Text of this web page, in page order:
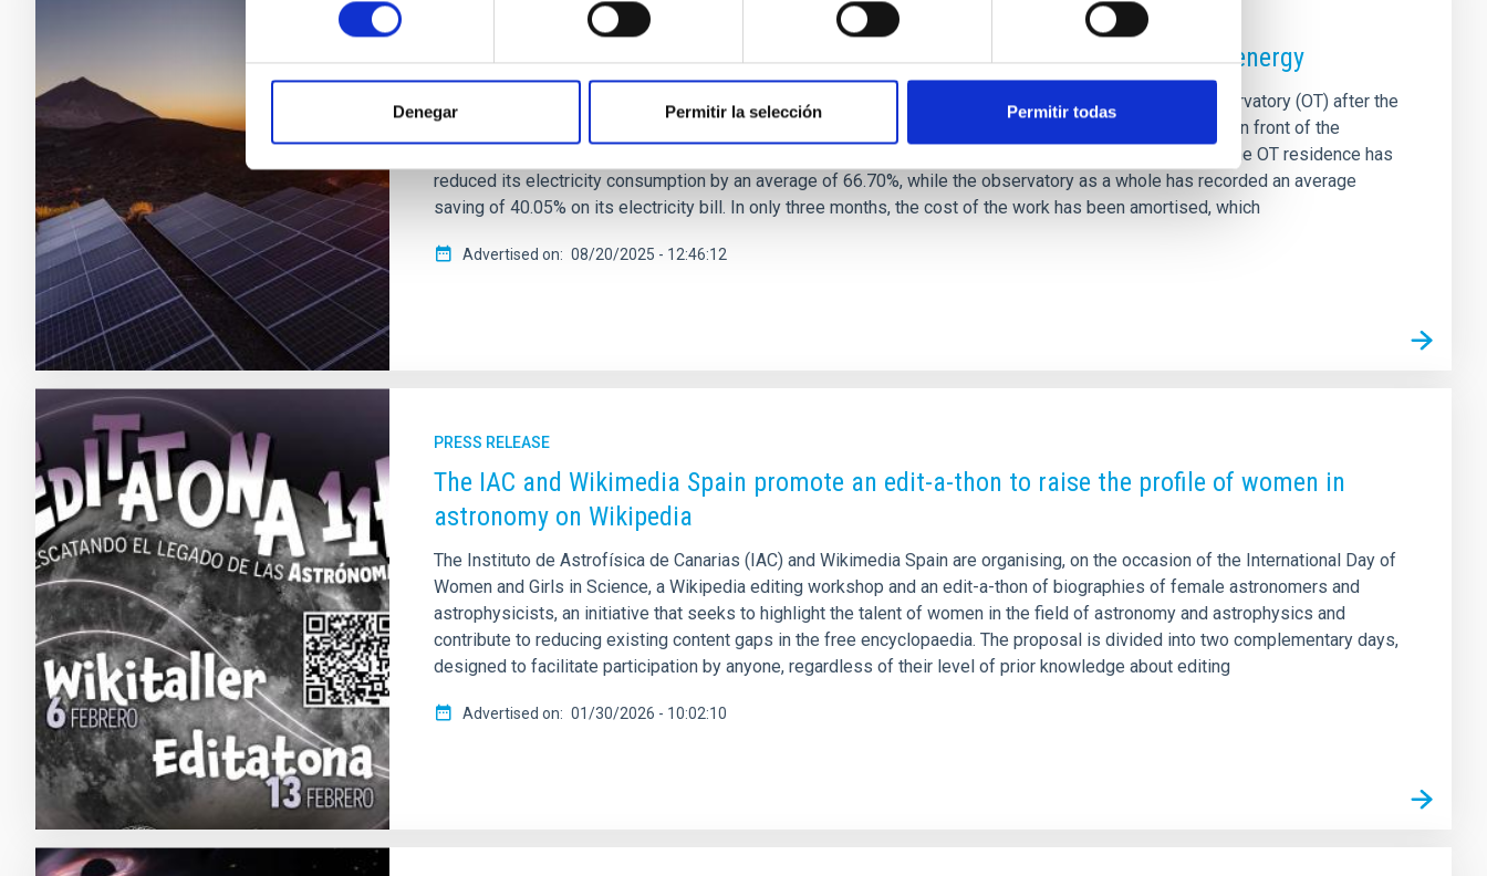
Denegar Permitir la selección Permitir todas
The Teide Observatory reduces its electricity consumption thanks to solar energy
The Instituto de Astrofísica de Canarias (IAC) has achieved significant energy savings at the Teide Observatory (OT) after the
installation, at the end of December 2024, of a total of 100 photovoltaic panels in the solar farm located in front of the
residence. According to comparative data between January to June 2024 and the same period in 2025, the OT residence has
reduced its electricity consumption by an average of 66.70%, while the observatory as a whole has recorded an average
saving of 40.05% on its electricity bill. In only three months, the cost of the work has been amortised, which
Advertised on 08/20/2025 - 12:46:12
PRESS RELEASE
The IAC and Wikimedia Spain promote an edit-a-thon to raise the profile of women in
astronomy on Wikipedia
The Instituto de Astrofísica de Canarias (IAC) and Wikimedia Spain are organising, on the occasion of the International Day of
Women and Girls in Science, a Wikipedia editing workshop and an edit-a-thon of biographies of female astronomers and
astrophysicists, an initiative that seeks to highlight the talent of women in the field of astronomy and astrophysics and
contribute to reducing existing content gaps in the free encyclopaedia. The proposal is divided into two complementary days,
designed to facilitate participation by anyone, regardless of their level of prior knowledge about editing
Advertised on 01/30/2026 - 10:02:10